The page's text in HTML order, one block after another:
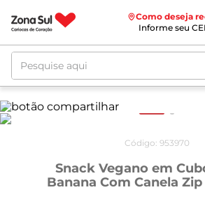
Como deseja
Informe seu
Pesquise aqui
Código: 953970
Snack Vegano em
Banana Com Canela